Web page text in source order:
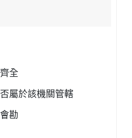
全
屬於該機關管轄
勘